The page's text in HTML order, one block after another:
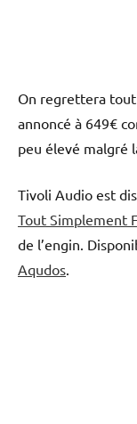
On regrettera
annoncé à 649€
peu élevé malgré
Tivoli Audio est
Tout Simplement
de l’engin.
Aqudos